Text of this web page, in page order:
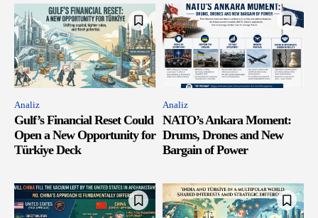
Analiz
Gulf’s Financial Reset Could
Open a New Opportunity for
Türkiye Deck
Analiz
NATO’s Ankara Moment:
Drums, Drones and New
Bargain of Power